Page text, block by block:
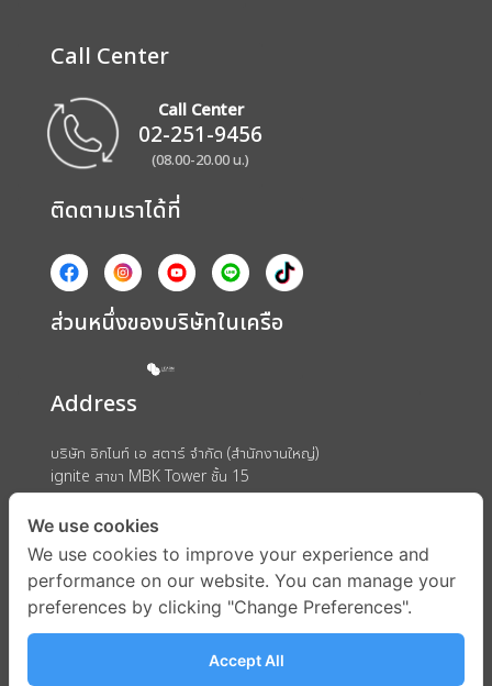
Call Center
Call Center
02-251-9456
(08.00-20.00 น.)
ติดตามเราได้ที่
ส่วนหนึ่งของบริษัทในเครือ
Address
บริษัท อิกไนท์ เอ สตาร์ จำกัด (สำนักงานใหญ่)
ignite สาขา MBK Tower ชั้น 15
ถนนพญาไท แขวงวังใหม่ เขตปทุมวัน กรุงเทพมหานคร 10330
We use cookies
We use cookies to improve your experience and
performance on our website. You can manage your
preferences by clicking "Change Preferences".
Accept All